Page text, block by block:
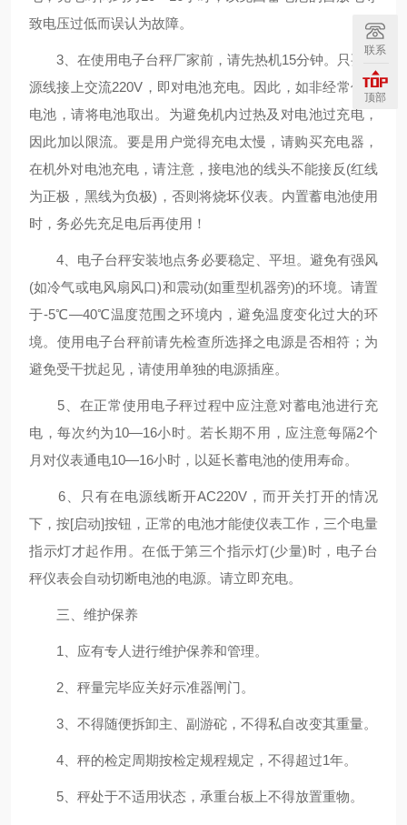
致电压过低而误认为故障。
3、在使用电子台秤厂家前，请先热机15分钟。只要电
源线接上交流220V，即对电池充电。因此，如非经常使用
电池，请将电池取出。为避免机内过热及对电池过充电，
因此加以限流。要是用户觉得充电太慢，请购买充电器，
在机外对电池充电，请注意，接电池的线头不能接反(红线
为正极，黑线为负极)，否则将烧坏仪表。内置蓄电池使用
时，务必先充足电后再使用！
4、电子台秤安装地点务必要稳定、平坦。避免有强风
(如冷气或电风扇风口)和震动(如重型机器旁)的环境。请置
于-5℃—40℃温度范围之环境内，避免温度变化过大的环
境。使用电子台秤前请先检查所选择之电源是否相符；为
避免受干扰起见，请使用单独的电源插座。
5、在正常使用电子秤过程中应注意对蓄电池进行充
电，每次约为10—16小时。若长期不用，应注意每隔2个
月对仪表通电10—16小时，以延长蓄电池的使用寿命。
6、只有在电源线断开AC220V，而开关打开的情况
下，按[启动]按钮，正常的电池才能使仪表工作，三个电量
指示灯才起作用。在低于第三个指示灯(少量)时，电子台
秤仪表会自动切断电池的电源。请立即充电。
三、维护保养
1、应有专人进行维护保养和管理。
2、秤量完毕应关好示准器闸门。
3、不得随便拆卸主、副游砣，不得私自改变其重量。
4、秤的检定周期按检定规程规定，不得超过1年。
5、秤处于不适用状态，承重台板上不得放置重物。
联系
顶部